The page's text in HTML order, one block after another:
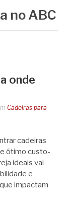
no ABC
onde
Cadeiras para
cadeiras
ótimo custo-
ideais vai
e
impactam